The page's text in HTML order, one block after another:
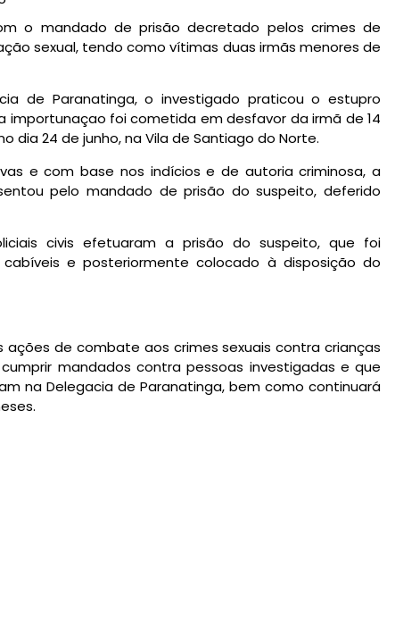
o mandado de prisão decretado pelos crimes de
sexual, tendo como vítimas duas irmãs menores de
de Paranatinga, o investigado praticou o estupro
importunaçao foi cometida em desfavor da irmã de 14
dia 24 de junho, na Vila de Santiago do Norte.
e com base nos indícios e de autoria criminosa, a
pelo mandado de prisão do suspeito, deferido
civis efetuaram a prisão do suspeito, que foi
e posteriormente colocado à disposição do
de combate aos crimes sexuais contra crianças
mandados contra pessoas investigadas e que
na Delegacia de Paranatinga, bem como continuará